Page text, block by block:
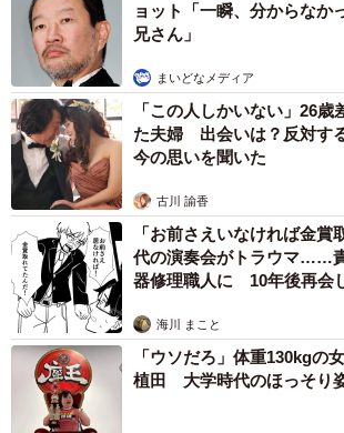
逃げ出しているかもしれないと不安だ
猫は移動しておらず、同じ場所で確認が
キャットフードをトレーに移し、弱りき
た。はじめは少し逃げる素振りを見せた
少し距離を取ると、すぐにフードを食べ
ご飯にはがっついているが、その姿か
た。常に頭を左右小刻みに揺らしている
こちらが思っている以上に、体が支えき
ギリの状態で生きているのだろう。
猫に食事を与えている間、奥さんは夫
を相談した。弱っているこの子を放って
ず、保護することを考えた。しかし、自
ョット「一瞬、分からなか
兄さん」
まいどなメディア
「この人しかいない」26歳
た夫婦 出会いは？反対す
今の思いを聞いた
古川 諭香
「お前さえいなければ金賞
代の演奏会がトラウマ……
器修理職人に 10年後再会
海川 まこと
「ウソだろ」体重130kgの
植田 大学時代のほっそり